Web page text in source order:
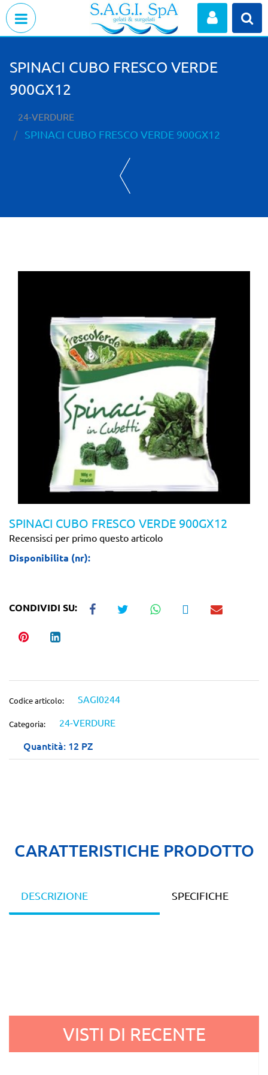
SPINACI CUBO FRESCO VERDE
900GX12
24-VERDURE
SPINACI CUBO FRESCO VERDE 900GX12
SPINACI CUBO FRESCO VERDE 900GX12
Recensisci per primo questo articolo
Disponibilita (nr):
CONDIVIDI SU:
Codice articolo: SAGI0244
Categoria: 24-VERDURE
Quantità: 12 PZ
CARATTERISTICHE PRODOTTO
DESCRIZIONE SPECIFICHE
VISTI DI RECENTE